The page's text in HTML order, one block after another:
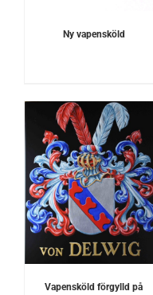
Ny vapensköld
Vapensköld förgylld på